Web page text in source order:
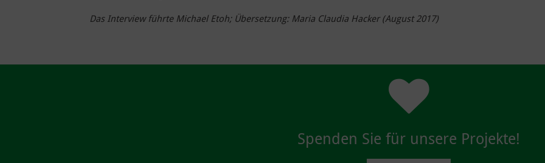
Das Interview führte Michael Etoh; Übersetzung: Maria Claudia Hacker (August 2017)
Spenden Sie für unsere Projekte!